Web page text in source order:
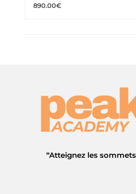
890.00€
“Atteignez les